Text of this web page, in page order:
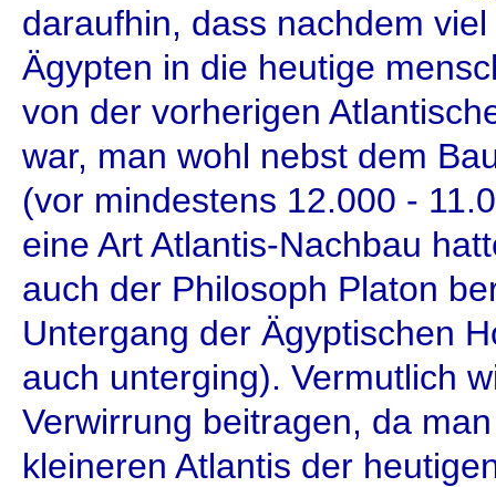
daraufhin, dass nachdem
Ägypten in die heutige
von der vorherigen
war, man wohl nebst dem
(vor mindestens 12.000 -
eine Art Atlantis-Nachbau
auch der Philosoph Platon
Untergang der Ägyptischen
auch unterging). Vermutlich
Verwirrung beitragen, da
kleineren Atlantis der